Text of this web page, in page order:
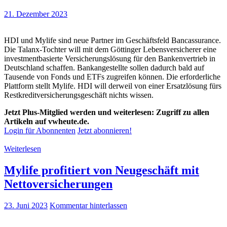
21. Dezember 2023
HDI und Mylife sind neue Partner im Geschäftsfeld Bancassurance.
Die Talanx-Tochter will mit dem Göttinger Lebensversicherer eine
investmentbasierte Versicherungslösung für den Bankenvertrieb in
Deutschland schaffen. Bankangestellte sollen dadurch bald auf
Tausende von Fonds und ETFs zugreifen können. Die erforderliche
Plattform stellt Mylife. HDI will derweil von einer Ersatzlösung fürs
Restkreditversicherungsgeschäft nichts wissen.
Jetzt Plus-Mitglied werden und weiterlesen: Zugriff zu allen
Artikeln auf vwheute.de.
Login für Abonnenten Jetzt abonnieren!
Weiterlesen
Mylife profitiert von Neugeschäft mit
Nettoversicherungen
23. Juni 2023 Kommentar hinterlassen